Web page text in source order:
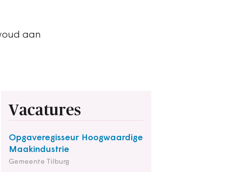
aan
Vacatures
Opgaveregisseur Hoogwaardige
Maakindustrie
Gemeente Tilburg